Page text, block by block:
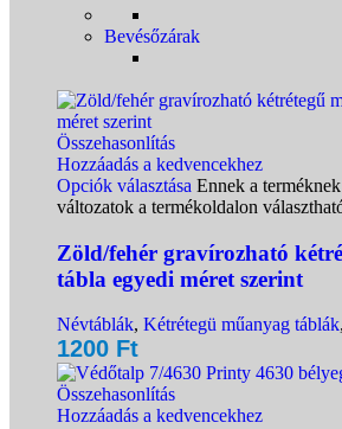
Bevésőzárak
Összehasonlítás
Hozzáadás a kedvencekhez
Opciók választása Ennek a
változatok a termékoldalon
Zöld/fehér gravírozható
tábla egyedi méret szerint
Névtáblák, Kétrétegü műanyag táblák,
1200 Ft
Összehasonlítás
Hozzáadás a kedvencekhez